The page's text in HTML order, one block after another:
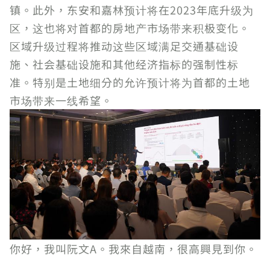
镇。此外，东安和嘉林预计将在2023年底升级为
区，这也将对首都的房地产市场带来积极变化。
区域升级过程将推动这些区域满足交通基础设
施、社会基础设施和其他经济指标的强制性标
准。特别是土地细分的允许预计将为首都的土地
市场带来一线希望。
你好，我叫阮文A。我來自越南，很高興見到你。